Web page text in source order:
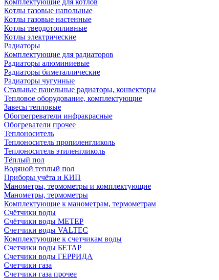
Комплектующие для котлов
Котлы газовые напольные
Котлы газовые настенные
Котлы твердотопливные
Котлы электрические
Радиаторы
Комплектующие для радиаторов
Радиаторы алюминиевые
Радиаторы биметаллические
Радиаторы чугунные
Стальные панельные радиаторы, конвекторы
Тепловое оборудование, комплектующие
Завесы тепловые
Обогрегреватели инфракрасные
Обогреватели прочее
Теплоноситель
Теплоноситель пропиленгликоль
Теплоноситель этиленгликоль
Тёплый пол
Водяной теплый пол
Приборы учёта и КИП
Манометры, термометры и комплектующие
Манометры, термометры
Комплектующие к манометрам, термометрам
Счётчики воды
Счётчики воды МЕТЕР
Счетчики воды VALTEC
Комплектующие к счетчикам воды
Счетчики воды БЕТАР
Счетчики воды ГЕРРИДА
Счетчики газа
Счетчики газа прочее